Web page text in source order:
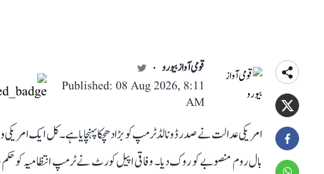
قومی آواز بیورو
Published: 08 Aug 2026, 8:11
AM
امریکی عدالت نے صدر ڈونالڈ ٹرمپ کو بڑا دھچکا پہنچایا ہے۔ کل ایک
بال روم منصوبے کو روک دیا۔ وفاقی اپیل کورٹ نے ٹرمپ انتظامیہ کو